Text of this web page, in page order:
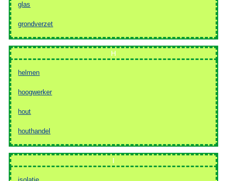
glas
grondverzet
H
helmen
hoogwerker
hout
houthandel
I